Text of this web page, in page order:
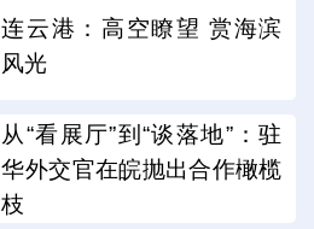
连云港：高空瞭望 赏海滨
风光
从“看展厅”到“谈落地”：驻
华外交官在皖抛出合作橄榄
枝